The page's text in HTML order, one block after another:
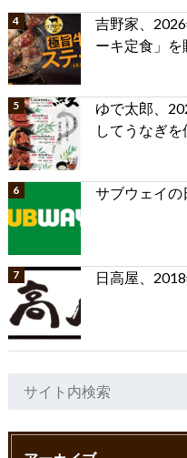
吉野家、
ーキ定食」を
ゆで太郎、
してうなぎ
サブウェイの
日高屋、